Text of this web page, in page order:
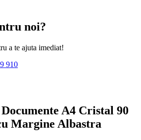
noi?
a te ajuta imediat!
910
A4 Cristal 90
Margine Albastra